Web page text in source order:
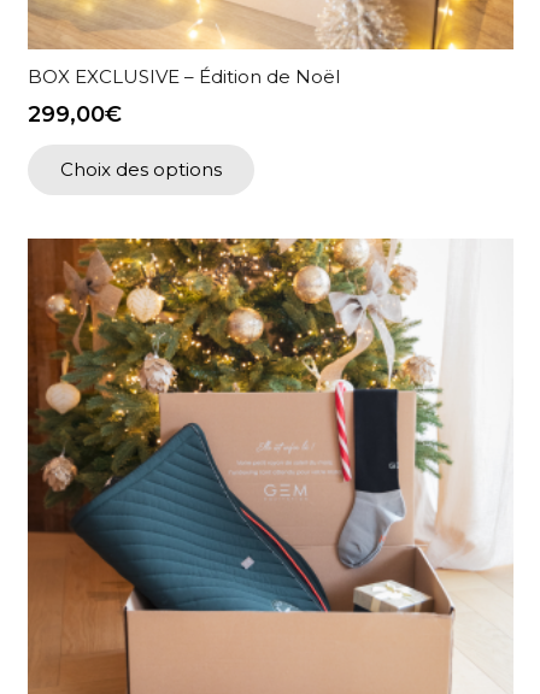
BOX EXCLUSIVE – Édition de Noël
299,00€
Choix des options